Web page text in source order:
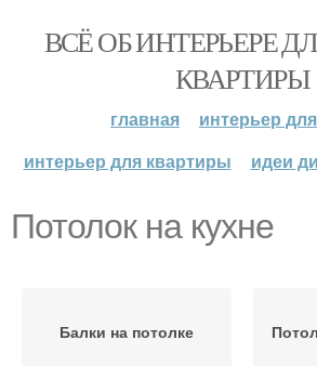
ВСЁ ОБ ИНТЕРЬЕРЕ
КВАРТИРЫ
главная
интерьер
интерьер для квартиры
идеи
Потолок на кухне
Балки на потолке